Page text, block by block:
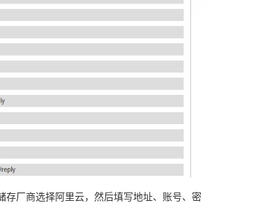
存厂商选择阿里云，然后填写地址、账号、密